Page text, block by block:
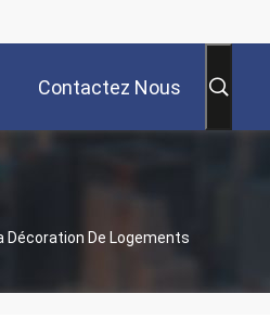
Contactez Nous
Décoration De Logements